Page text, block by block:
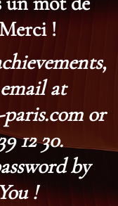
!
at
or
12 30.
by
!